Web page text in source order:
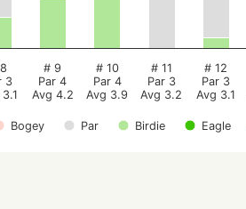
Bogey Par Birdie Eagle
3
# 9
Par 4
Avg 4.2
# 10
Par 4
Avg 3.9
# 11
Par 3
Avg 3.2
# 12
Par 3
Avg 3.1